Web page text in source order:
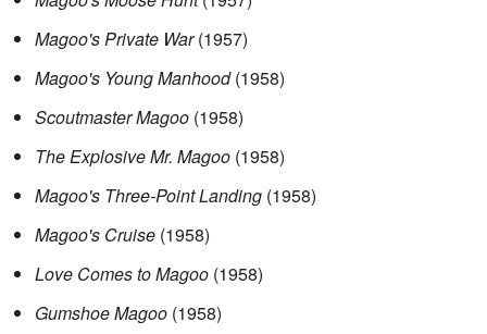
Magoo's Private War(1957)
Magoo's Young Manhood(1958)
Scoutmaster Magoo (1958)
The Explosive Mr. Magoo (1958)
Magoo's Three-Point Landing (1958)
Magoo's Cruise (1958)
Love Comes to Magoo (1958)
Gumshoe Magoo (1958)